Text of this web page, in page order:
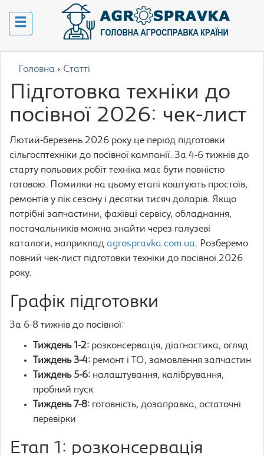
Головна › Статті
Підготовка техніки до
посівної 2026: чек-лист
Лютий-березень 2026 року це період підготовки
сільгосптехніки до посівної кампанії. За 4-6 тижнів до
старту польових робіт техніка має бути повністю
готовою. Помилки на цьому етапі коштують простоїв,
ремонтів у пік сезону і десятки тисяч доларів. Якщо
потрібні запчастини, фахівці сервісу, обладнання,
постачальників можна знайти через галузеві
каталоги, наприклад agrospravka.com.ua. Розберемо
повний чек-лист підготовки техніки до посівної 2026
року.
Графік підготовки
За 6-8 тижнів до посівної:
Тиждень 1-2: розконсервація, діагностика, огляд
Тиждень 3-4: ремонт і ТО, замовлення запчастин
Тиждень 5-6: налаштування, калібрування,
пробний пуск
Тиждень 7-8: готовність, дозаправка, остаточні
перевірки
Етап 1: розконсервація